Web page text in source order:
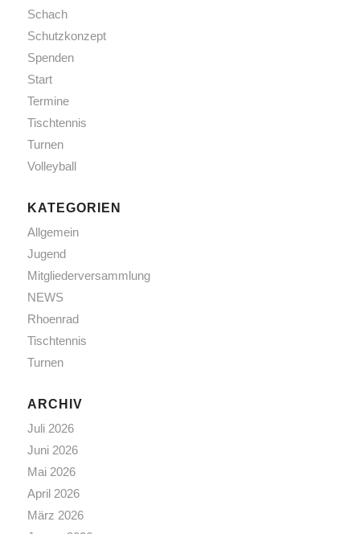
Schach
Schutzkonzept
Spenden
Start
Termine
Tischtennis
Turnen
Volleyball
KATEGORIEN
Allgemein
Jugend
Mitgliederversammlung
NEWS
Rhoenrad
Tischtennis
Turnen
ARCHIV
Juli 2026
Juni 2026
Mai 2026
April 2026
März 2026